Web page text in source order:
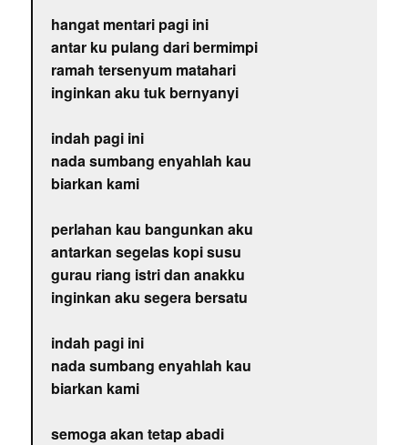
hangat mentari pagi ini
antar ku pulang dari bermimpi
ramah tersenyum matahari
inginkan aku tuk bernyanyi
indah pagi ini
nada sumbang enyahlah kau
biarkan kami
perlahan kau bangunkan aku
antarkan segelas kopi susu
gurau riang istri dan anakku
inginkan aku segera bersatu
indah pagi ini
nada sumbang enyahlah kau
biarkan kami
semoga akan tetap abadi